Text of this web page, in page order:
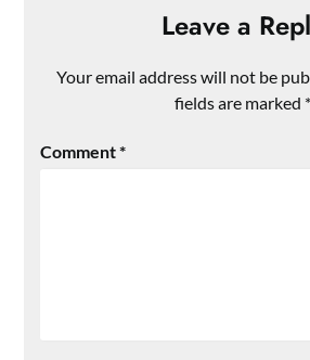
Leave a
Your email address will not be
fields are marked *
Comment*